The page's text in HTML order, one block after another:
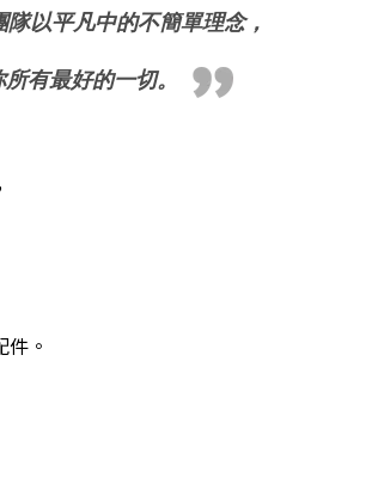
隊以平凡中的不簡單理念，
有最好的一切。
件。